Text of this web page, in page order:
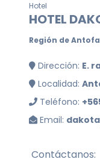
Hotel
HOTEL
Región de
Dirección: E.
Localidad:
Teléfono:
Email:
Contáctanos: